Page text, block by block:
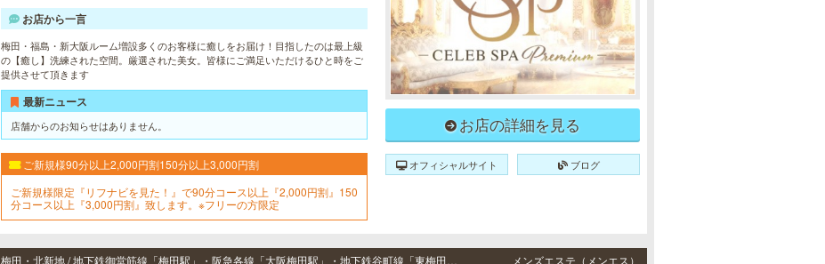
お店から一言
梅田・福島・新大阪ルーム増設多くのお客様に癒しをお届け！目指したのは最上級
の【癒し】洗練された空間。厳選された美女。皆様にご満足いただけるひと時をご
提供させて頂きます
最新ニュース
店舗からのお知らせはありません。
ご新規様90分以上2,000円割150分以上3,000円割
ご新規様限定『リフナビを見た！』で90分コース以上『2,000円割』150
分コース以上『3,000円割』致します。※フリーの方限定
お店の詳細を見る
オフィシャルサイト ブログ
梅田・北新地 / 地下鉄御堂筋線「梅田駅」・阪急各線「大阪梅田駅」・地下鉄谷町線「東梅田駅」より徒歩10分・地下鉄御堂筋線「梅田駅」 より徒歩8分、JR東西線「北新地駅」 より徒歩5分、JR「大阪駅」 より徒歩10分 メンズエステ（メンエス）